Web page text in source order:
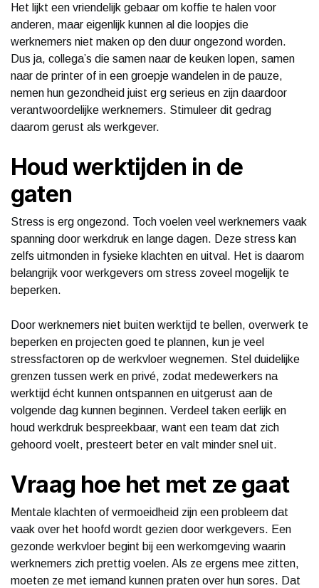
Het lijkt een vriendelijk gebaar om koffie te halen voor
anderen, maar eigenlijk kunnen al die loopjes die
werknemers niet maken op den duur ongezond worden.
Dus ja, collega’s die samen naar de keuken lopen, samen
naar de printer of in een groepje wandelen in de pauze,
nemen hun gezondheid juist erg serieus en zijn daardoor
verantwoordelijke werknemers. Stimuleer dit gedrag
daarom gerust als werkgever.
Houd werktijden in de
gaten
Stress is erg ongezond. Toch voelen veel werknemers vaak
spanning door werkdruk en lange dagen. Deze stress kan
zelfs uitmonden in fysieke klachten en uitval. Het is daarom
belangrijk voor werkgevers om stress zoveel mogelijk te
beperken.
Door werknemers niet buiten werktijd te bellen, overwerk te
beperken en projecten goed te plannen, kun je veel
stressfactoren op de werkvloer wegnemen. Stel duidelijke
grenzen tussen werk en privé, zodat medewerkers na
werktijd écht kunnen ontspannen en uitgerust aan de
volgende dag kunnen beginnen. Verdeel taken eerlijk en
houd werkdruk bespreekbaar, want een team dat zich
gehoord voelt, presteert beter en valt minder snel uit.
Vraag hoe het met ze gaat
Mentale klachten of vermoeidheid zijn een probleem dat
vaak over het hoofd wordt gezien door werkgevers. Een
gezonde werkvloer begint bij een werkomgeving waarin
werknemers zich prettig voelen. Als ze ergens mee zitten,
moeten ze met iemand kunnen praten over hun sores. Dat